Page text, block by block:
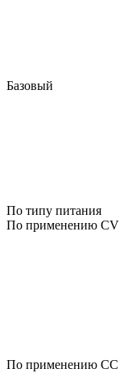
Базовый
По типу питания
По применению CV
По применению CC